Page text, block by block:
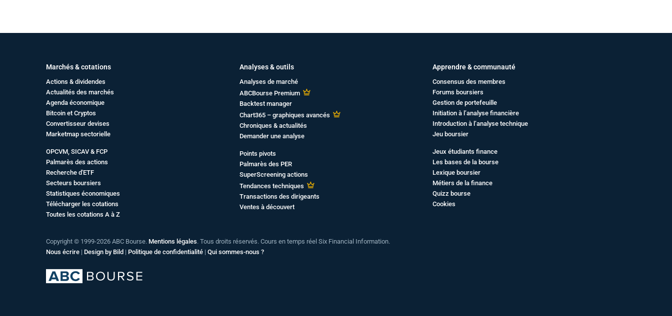
Marchés & cotations
Actions & dividendes
Actualités des marchés
Agenda économique
Bitcoin et Cryptos
Convertisseur devises
Marketmap sectorielle
OPCVM, SICAV & FCP
Palmarès des actions
Recherche d'ETF
Secteurs boursiers
Statistiques économiques
Télécharger les cotations
Toutes les cotations A à Z
Analyses & outils
Analyses de marché
ABCBourse Premium
Backtest manager
Chart365 – graphiques avancés
Chroniques & actualités
Demander une analyse
Points pivots
Palmarès des PER
SuperScreening actions
Tendances techniques
Transactions des dirigeants
Ventes à découvert
Apprendre & communauté
Consensus des membres
Forums boursiers
Gestion de portefeuille
Initiation à l’analyse financière
Introduction à l’analyse technique
Jeu boursier
Jeux étudiants finance
Les bases de la bourse
Lexique boursier
Métiers de la finance
Quizz bourse
Cookies
Copyright © 1999-2026 ABC Bourse. Mentions légales. Tous droits réservés. Cours en temps réel Six Financial Information.
Nous écrire | Design by Bild | Politique de confidentialité | Qui sommes-nous ?